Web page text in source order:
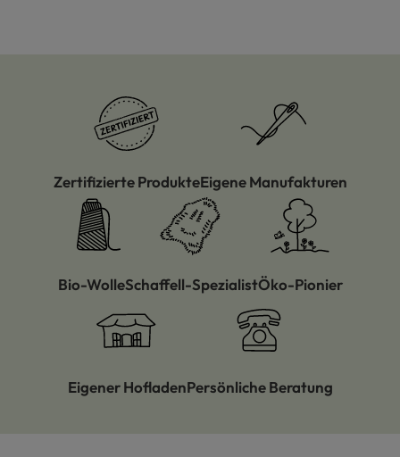
Zertifizierte ProdukteEigene Manufakturen
Bio-WolleSchaffell-SpezialistÖko-Pionier
Eigener HofladenPersönliche Beratung